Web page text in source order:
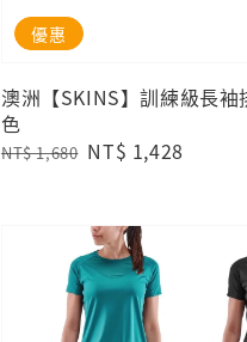
優惠
澳洲【SKINS】訓練級長袖
色
Regular
NT$ 1,680 Sale
NT$ 1,428